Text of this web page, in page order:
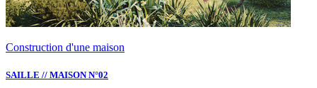
Construction d'une maison
SAILLE // MAISON N°02